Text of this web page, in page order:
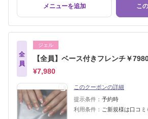
メニューを追加 こ
全
員
ジェル
【全員】ベース付きフレンチ￥
¥7,980
このクーポンの詳細
提示条件： 予約時
利用条件： ご新規様は口コ